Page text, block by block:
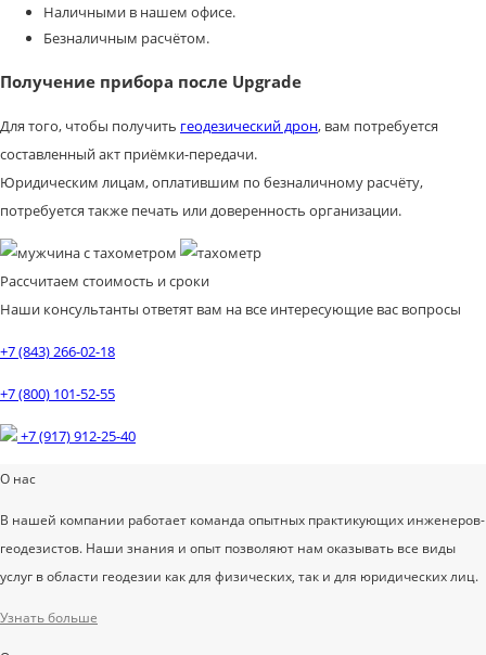
Наличными в нашем офисе.
Безналичным расчётом.
Получение прибора после Upgrade
Для того, чтобы получить геодезический дрон, вам потребуется
составленный акт приёмки-передачи.
Юридическим лицам, оплатившим по безналичному расчёту,
потребуется также печать или доверенность организации.
Рассчитаем стоимость и сроки
Наши консультанты ответят вам на все интересующие вас вопросы
+7 (843) 266-02-18
+7 (800) 101-52-55
+7 (917) 912-25-40
О нас
В нашей компании работает команда опытных практикующих инженеров-
геодезистов. Наши знания и опыт позволяют нам оказывать все виды
услуг в области геодезии как для физических, так и для юридических лиц.
Узнать больше